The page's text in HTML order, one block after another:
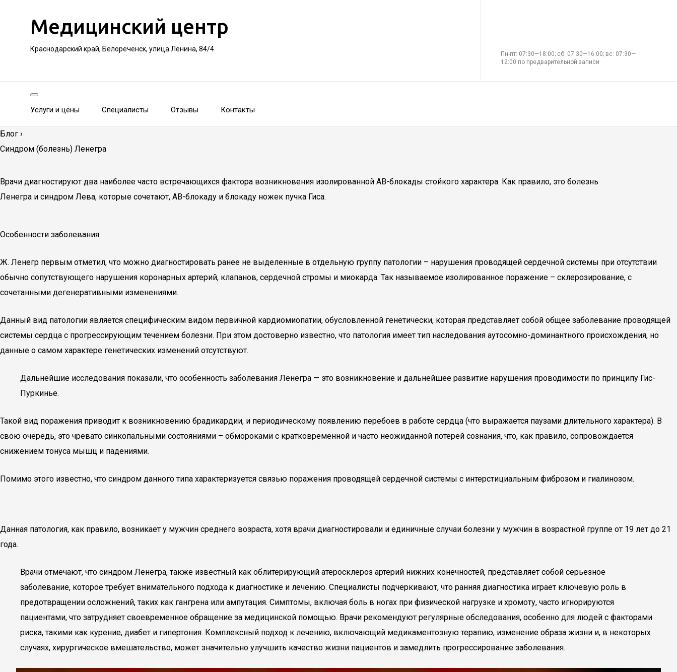
Медицинский центр
Краснодарский край, Белореченск, улица Ленина, 84/4
Пн-пт: 07:30—18:00; сб: 07:30—16:00; вс: 07:30—
12:00 по предварительной записи
Услуги и цены Специалисты Отзывы Контакты
Блог ›
Синдром (болезнь) Ленегра
Врачи диагностируют два наиболее часто встречающихся фактора возникновения изолированной АВ-блокады стойкого характера. Как правило, это болезнь
Ленегра и синдром Лева, которые сочетают, АВ-блокаду и блокаду ножек пучка Гиса.
Особенности заболевания
Ж. Ленегр первым отметил, что можно диагностировать ранее не выделенные в отдельную группу патологии – нарушения проводящей сердечной системы при отсутствии
обычно сопутствующего нарушения коронарных артерий, клапанов, сердечной стромы и миокарда. Так называемое изолированное поражение – склерозирование, с
сочетанными дегенеративными изменениями.
Данный вид патологии является специфическим видом первичной кардиомиопатии, обусловленной генетически, которая представляет собой общее заболевание проводящей
системы сердца с прогрессирующим течением болезни. При этом достоверно известно, что патология имеет тип наследования аутосомно-доминантного происхождения, но
данные о самом характере генетических изменений отсутствуют.
Дальнейшие исследования показали, что особенность заболевания Ленегра — это возникновение и дальнейшее развитие нарушения проводимости по принципу Гис-
Пуркинье.
Такой вид поражения приводит к возникновению брадикардии, и периодическому появлению перебоев в работе сердца (что выражается паузами длительного характера). В
свою очередь, это чревато синкопальными состояниями – обмороками с кратковременной и часто неожиданной потерей сознания, что, как правило, сопровождается
снижением тонуса мышц и падениями.
Помимо этого известно, что синдром данного типа характеризуется связью поражения проводящей сердечной системы с интерстициальным фиброзом и гиалинозом.
Данная патология, как правило, возникает у мужчин среднего возраста, хотя врачи диагностировали и единичные случаи болезни у мужчин в возрастной группе от 19 лет до 21
года.
Врачи отмечают, что синдром Ленегра, также известный как облитерирующий атеросклероз артерий нижних конечностей, представляет собой серьезное
заболевание, которое требует внимательного подхода к диагностике и лечению. Специалисты подчеркивают, что ранняя диагностика играет ключевую роль в
предотвращении осложнений, таких как гангрена или ампутация. Симптомы, включая боль в ногах при физической нагрузке и хромоту, часто игнорируются
пациентами, что затрудняет своевременное обращение за медицинской помощью. Врачи рекомендуют регулярные обследования, особенно для людей с факторами
риска, такими как курение, диабет и гипертония. Комплексный подход к лечению, включающий медикаментозную терапию, изменение образа жизни и, в некоторых
случаях, хирургическое вмешательство, может значительно улучшить качество жизни пациентов и замедлить прогрессирование заболевания.